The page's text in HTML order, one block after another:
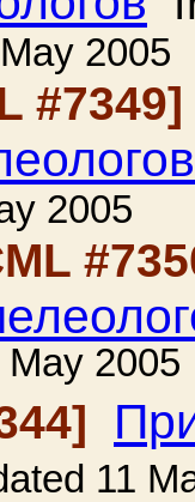
2005
#7349]
2005
May 2005
11